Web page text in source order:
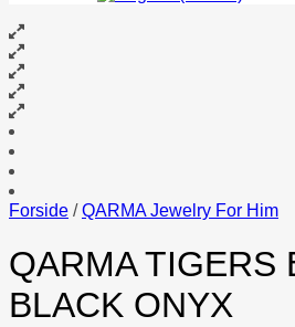
Forside / QARMA Jewelry For Him
QARMA TIGERS
BLACK ONYX